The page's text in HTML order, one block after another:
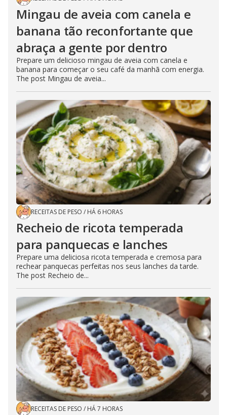
Mingau de aveia com canela e
banana tão reconfortante que
abraça a gente por dentro
Prepare um delicioso mingau de aveia com canela e
banana para começar o seu café da manhã com energia.
The post Mingau de aveia...
RECEITAS DE PESO / HÁ 6 HORAS
Recheio de ricota temperada
para panquecas e lanches
Prepare uma deliciosa ricota temperada e cremosa para
rechear panquecas perfeitas nos seus lanches da tarde.
The post Recheio de...
RECEITAS DE PESO / HÁ 7 HORAS